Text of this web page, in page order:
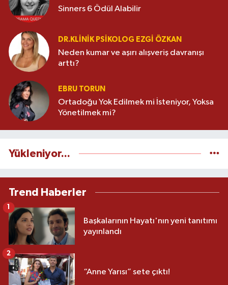
Sinners 6 Ödül Alabilir
DR.KLINIK PSIKOLOG EZGI ÖZKAN
Neden kumar ve aşırı alışveriş davranışı
arttı?
EBRU TORUN
Ortadoğu Yok Edilmek mi İsteniyor, Yoksa
Yönetilmek mi?
Yükleniyor...
Trend Haberler
Başkalarının Hayatı'nın yeni tanıtımı
yayınlandı
1
“Anne Yarısı” sete çıktı!
2